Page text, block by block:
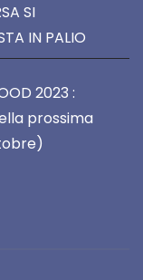
SI
IN PALIO
2023 :
prossima